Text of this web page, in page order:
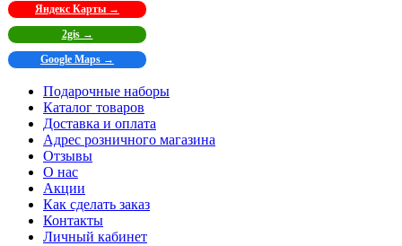
Яндекс Карты →
2gis →
Google Maps →
Подарочные наборы
Каталог товаров
Доставка и оплата
Адрес розничного магазина
Отзывы
О нас
Акции
Как сделать заказ
Контакты
Личный кабинет